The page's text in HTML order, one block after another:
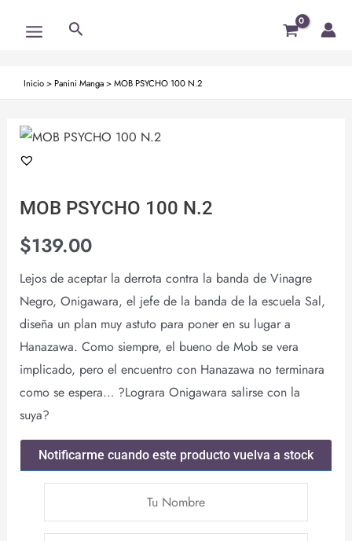
Buscar
Inicio> Panini Manga>MOB PSYCHO 100 N.2
MOB PSYCHO 100 N.2
$139.00
Lejos de aceptar la derrota contra la banda de Vinagre
Negro, Onigawara, el jefe de la banda de la escuela Sal,
diseña un plan muy astuto para poner en su lugar a
Hanazawa. Como siempre, el bueno de Mob se vera
implicado, pero el encuentro con Hanazawa no terminara
como se espera… ?Lograra Onigawara salirse con la
suya?
Notificarme cuando este producto vuelva a stock